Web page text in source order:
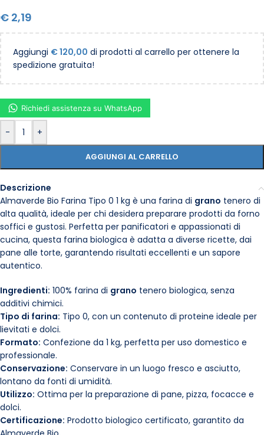
€ 2,19
Aggiungi €120,00 di prodotti al carrello per ottenere la
spedizione gratuita!
- +
AGGIUNGI AL CARRELLO
Richiedi assistenza su WhatsApp
Descrizione
Almaverde Bio Farina Tipo 0 1 kg è una farina di grano tenero di
alta qualità, ideale per chi desidera preparare prodotti da forno
soffici e gustosi. Perfetta per panificatori e appassionati di
cucina, questa farina biologica è adatta a diverse ricette, dai
pane alle torte, garantendo risultati eccellenti e un sapore
autentico.
Ingredienti: 100% farina di grano tenero biologica, senza
additivi chimici.
Tipo di farina: Tipo 0, con un contenuto di proteine ideale per
lievitati e dolci.
Formato: Confezione da 1 kg, perfetta per uso domestico e
professionale.
Conservazione: Conservare in un luogo fresco e asciutto,
lontano da fonti di umidità.
Utilizzo: Ottima per la preparazione di pane, pizza, focacce e
dolci.
Certificazione: Prodotto biologico certificato, garantito da